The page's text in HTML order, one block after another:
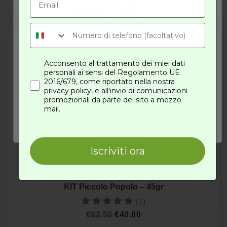
KIT Piccolo Popolo – 45gr
Valutato
(7)
€82.50 Il
€40.00
APPROFITTANE ORA
Acconsento al trattamento dei miei dati
personali ai sensi del Regolamento UE
2016/679, come riportato nella nostra
privacy policy, e all'invio di comunicazioni
promozionali da parte del sito a mezzo
mail.
Iscriviti ora